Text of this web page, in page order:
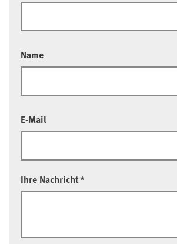
Name
E-Mail
Ihre Nachricht*